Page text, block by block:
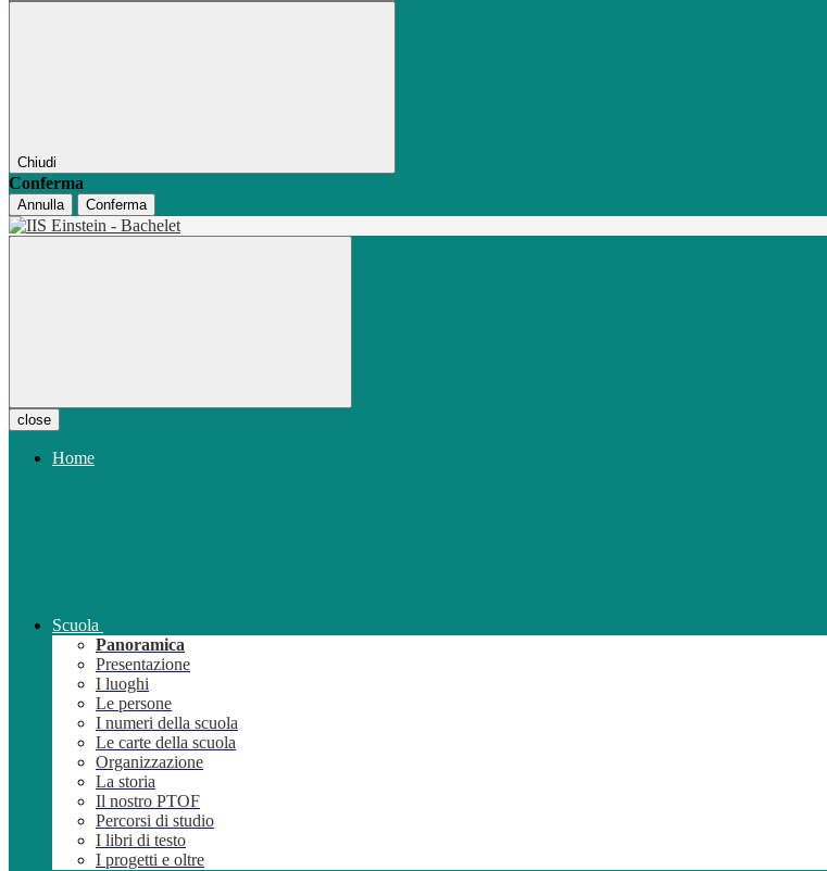
Chiudi
Conferma
Annulla Conferma
close
Home
Scuola
Panoramica
Presentazione
I luoghi
Le persone
I numeri della scuola
Le carte della scuola
Organizzazione
La storia
Il nostro PTOF
Percorsi di studio
I libri di testo
I progetti e oltre